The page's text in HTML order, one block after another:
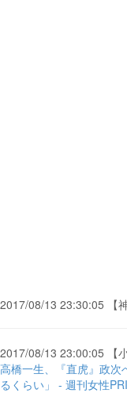
2017/08/13 23:30:05 【神
2017/08/13 23:00:05 【
高橋一生、『直虎』政次
るくらい」 - 週刊女性